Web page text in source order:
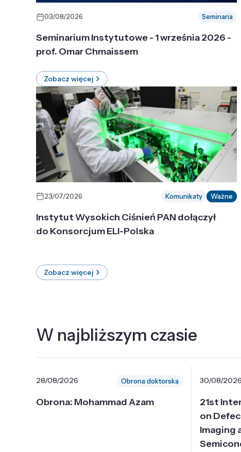
03/08/2026 Seminaria
Seminarium Instytutowe - 1 września 2026 -
prof. Omar Chmaissem
Zobacz więcej
23/07/2026 Komunikaty Ważne
Instytut Wysokich Ciśnień PAN dołączył
do Konsorcjum ELI-Polska
Zobacz więcej
W najbliższym czasie
28/08/2026 Obrona doktorska
Obrona: Mohammad Azam
30/08/2026
21st
on
Imaging